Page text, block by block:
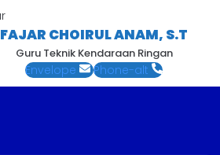
FAJAR CHOIRUL ANAM, S.T
Guru Teknik Kendaraan Ringan
Envelope Phone-alt